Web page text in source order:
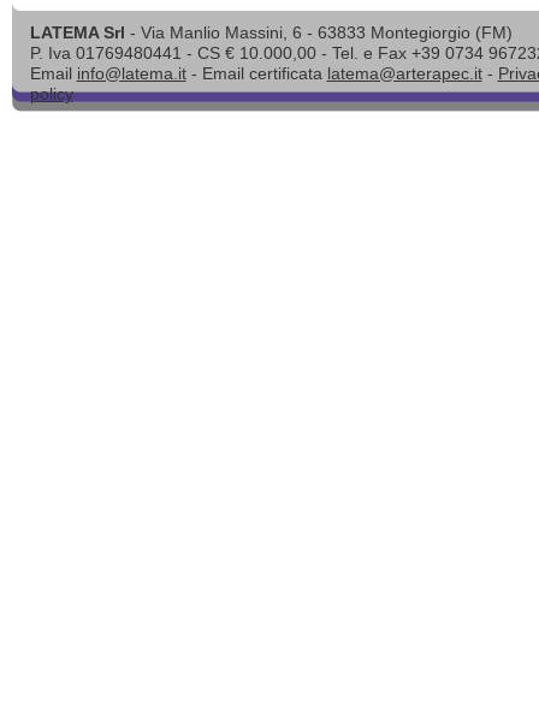
LATEMA Srl - Via Manlio Massini, 6 - 63833 Montegiorgio (FM)
P. Iva 01769480441 - CS € 10.000,00 - Tel. e Fax +39 0734
Email info@latema.it- Email certificata latema@arterapec.it-
policy